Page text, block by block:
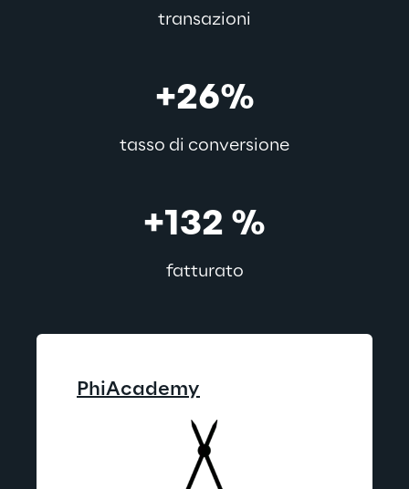
transazioni
+26%
tasso di conversione
+132 %
fatturato
PhiAcademy